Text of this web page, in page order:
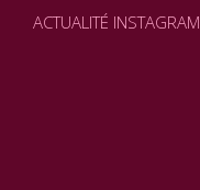
ACTUALITÉ INSTAGRAM